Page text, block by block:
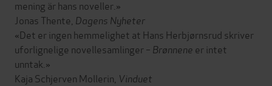
mening är hans noveller.»
Jonas Thente, Dagens Nyheter
«Det er ingen hemmelighet at Hans Herbjørnsrud skriver
uforlignelige novellesamlinger – Brønnene er intet
unntak.»
Kaja Schjerven Mollerin, Vinduet